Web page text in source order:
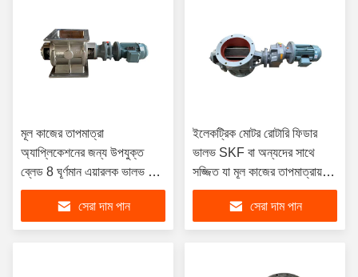
মূল কাজের তাপমাত্রা
অ্যাপ্লিকেশনের জন্য উপযুক্ত
ব্লেড 8 ঘূর্ণমান এয়ারলক ভালভ যা
উপাদান হ্যান্ডলিং কর্মক্ষমতা নিশ্চিত
সেরা দাম পান
ইলেকট্রিক মোটর রোটারি ফিডার
ভালভ SKF বা অন্যদের সাথে
সজ্জিত যা মূল কাজের তাপমাত্রায়
কর্মক্ষমতা নিশ্চিত করে
সেরা দাম পান